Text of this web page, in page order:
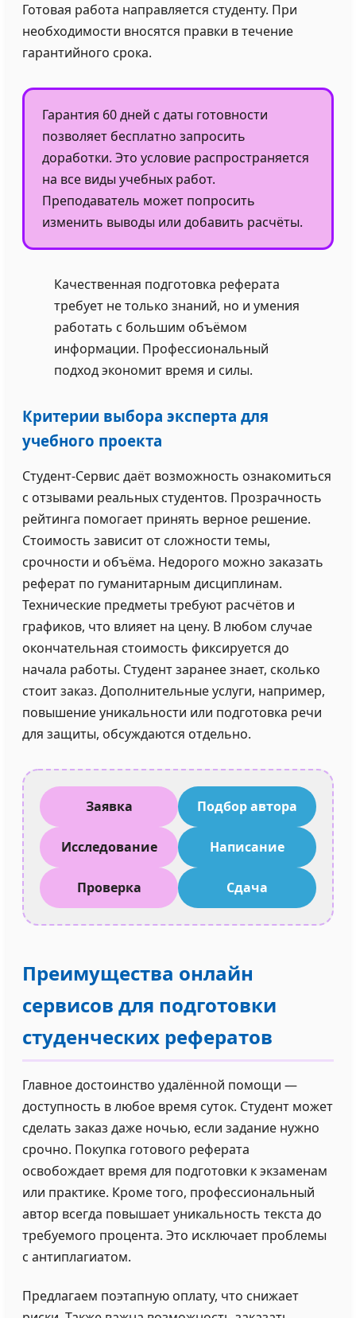
Готовая работа направляется студенту. При
необходимости вносятся правки в течение
гарантийного срока.
Гарантия 60 дней с даты готовности
позволяет бесплатно запросить
доработки. Это условие распространяется
на все виды учебных работ.
Преподаватель может попросить
изменить выводы или добавить расчёты.
Качественная подготовка реферата
требует не только знаний, но и умения
работать с большим объёмом
информации. Профессиональный
подход экономит время и силы.
Критерии выбора эксперта для
учебного проекта
Студент-Сервис даёт возможность ознакомиться
с отзывами реальных студентов. Прозрачность
рейтинга помогает принять верное решение.
Стоимость зависит от сложности темы,
срочности и объёма. Недорого можно заказать
реферат по гуманитарным дисциплинам.
Технические предметы требуют расчётов и
графиков, что влияет на цену. В любом случае
окончательная стоимость фиксируется до
начала работы. Студент заранее знает, сколько
стоит заказ. Дополнительные услуги, например,
повышение уникальности или подготовка речи
для защиты, обсуждаются отдельно.
Заявка Подбор автора
Исследование Написание
Проверка Сдача
Преимущества онлайн
сервисов для подготовки
студенческих рефератов
Главное достоинство удалённой помощи —
доступность в любое время суток. Студент может
сделать заказ даже ночью, если задание нужно
срочно. Покупка готового реферата
освобождает время для подготовки к экзаменам
или практике. Кроме того, профессиональный
автор всегда повышает уникальность текста до
требуемого процента. Это исключает проблемы
с антиплагиатом.
Предлагаем поэтапную оплату, что снижает